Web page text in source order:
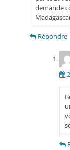
demande
Répondre